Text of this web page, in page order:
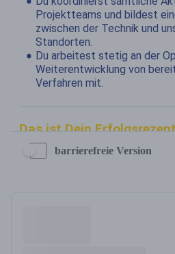
barrierefreie Version